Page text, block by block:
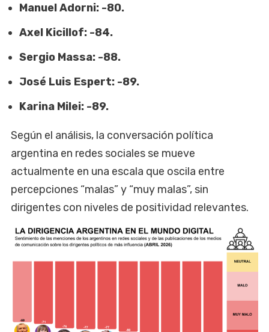
Manuel Adorni: -80.
Axel Kicillof: -84.
Sergio Massa: -88.
José Luis Espert: -89.
Karina Milei: -89.
Según el análisis, la conversación política
argentina en redes sociales se mueve
actualmente en una escala que oscila entre
percepciones “malas” y “muy malas”, sin
dirigentes con niveles de positividad relevantes.